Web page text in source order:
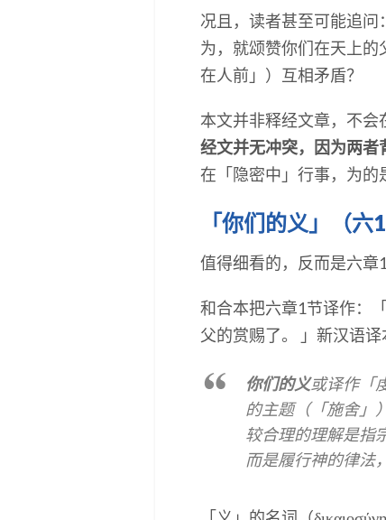
况且，读者甚至可能追
为，就颂赞你们在天上
在人前」）互相矛盾？
本文并非释经文章，不会
经文并无冲突，因为两者
在「隐密中」行事，为的
「你们的义」（六
值得细看的，反而是六章
和合本把六章1节译作：
父的赏赐了。 」新汉语
你们的义或译作「
的主题（「施舍」
较合理的理解是指
而是履行神的律法